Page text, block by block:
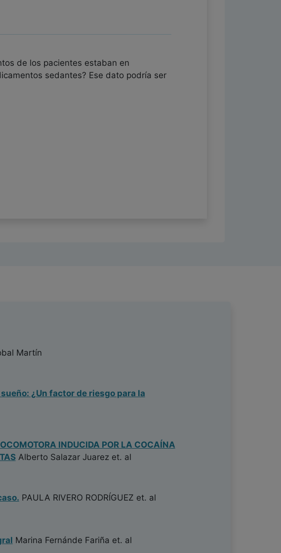
de los pacientes estaban en
sedantes? Ese dato podría ser
Martín
¿Un factor de riesgo para la
INDUCIDA POR LA COCAÍNA
Alberto Salazar Juarezet. al
PAULA RIVERO RODRÍGUEZ et. al
Marina Fernánde Fariña et. al